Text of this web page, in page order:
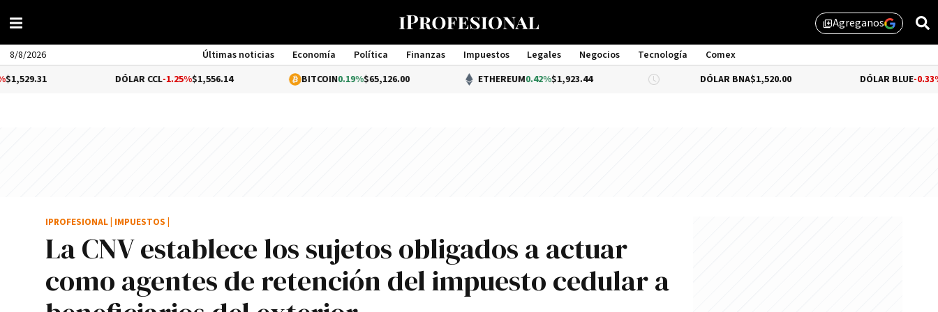
library_addAgreganos
8/8/2026 Últimas noticias Economía Política Finanzas Impuestos Legales Negocios Tecnología
Comex
Management
-1.25%$1,556.14 0.19%$65,126.00 ETHEREUM 0.42%$1,923.44 DÓLAR BNA $1,520.00 DÓLAR BLUE-0.33% $1,525.00
La CNV establece los sujetos obligados a actuar
como agentes de retención del impuesto cedular a
IPROFESIONAL IMPUESTOS